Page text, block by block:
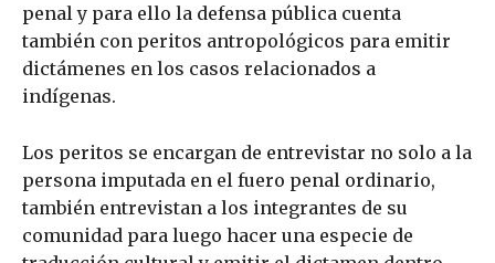
penal y para ello la defensa pública cuenta
también con peritos antropológicos para emitir
dictámenes en los casos relacionados a
indígenas.
Los peritos se encargan de entrevistar no solo a la
persona imputada en el fuero penal ordinario,
también entrevistan a los integrantes de su
comunidad para luego hacer una especie de